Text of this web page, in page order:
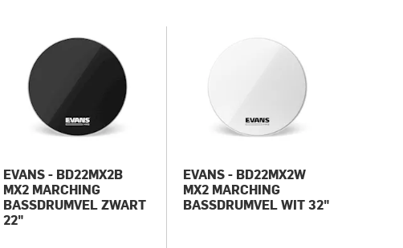
EVANS - BD22MX2B
MX2 MARCHING
BASSDRUMVEL ZWART
22"
EVANS - BD22MX2W
MX2 MARCHING
BASSDRUMVEL WIT 32"